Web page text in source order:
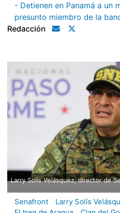
- Detienen en Panamá a un
presunto miembro de la
Redacción
Larry Solís Velásquez, director de
Senafront Larry Solís